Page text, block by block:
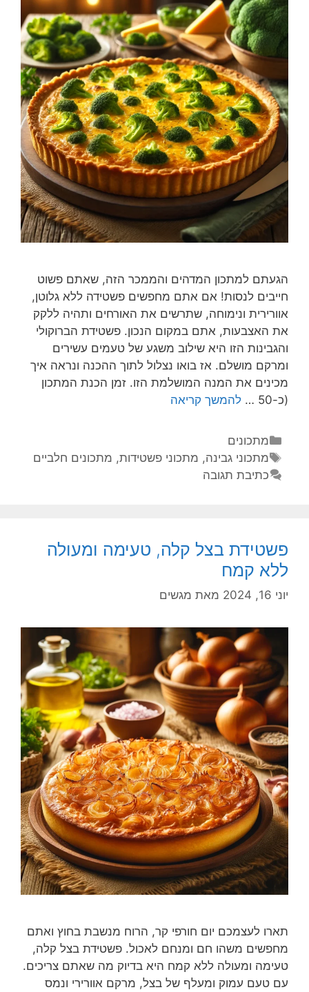
הגעתם למתכון המדהים והממכר הזה, שאתם פשוט
חייבים לנסות! אם אתם מחפשים פשטידה ללא גלוטן,
אוורירית ונימוחה, שתרשים את האורחים ותהיה ללקק
את האצבעות, אתם במקום הנכון. פשטידת הברוקולי
והגבינות הזו היא שילוב משגע של טעמים עשירים
ומרקם מושלם. אז בואו נצלול לתוך ההכנה ונראה איך
מכינים את המנה המושלמת הזו. זמן הכנת המתכון
(כ-50 …
להמשך קריאה
מתכונים
מתכוני גבינה, מתכוני פשטידות, מתכונים חלביים
כתיבת תגובה
פשטידת בצל קלה, טעימה ומעולה
ללא קמח
יוני 16, 2024 מאת מגשים
תארו לעצמכם יום חורפי קר, הרוח מנשבת בחוץ ואתם
מחפשים משהו חם ומנחם לאכול. פשטידת בצל קלה,
טעימה ומעולה ללא קמח היא בדיוק מה שאתם צריכים.
עם טעם עמוק ומעלף של בצל, מרקם אוורירי ונמס